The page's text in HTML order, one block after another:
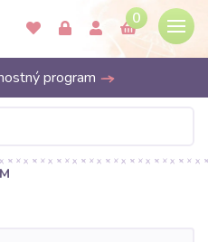
0
program